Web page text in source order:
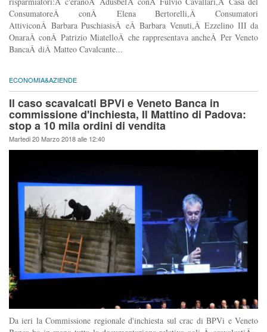
ConsumatoreÂ conÂ Elena Bertorelli,Â Consumatori
AttiviconÂ Barbara PuschiasisÂ eÂ Barbara Venuti,Â Ezzelino III da
OnaraÂ conÂ Patrizio MiatelloÂ che rappresentava ancheÂ Per Veneto
BancaÂ diÂ Matteo Cavalcante...
ECONOMIA&AZIENDE
Il caso scavalcati BPVi e Veneto Banca in
commissione d'inchiesta, Il Mattino di Padova:
stop a 10 mila ordini di vendita
Martedi 20 Marzo 2018 alle 12:40
Da ieri la Commissione regionale d'inchiesta sul crac di BPVi e Veneto